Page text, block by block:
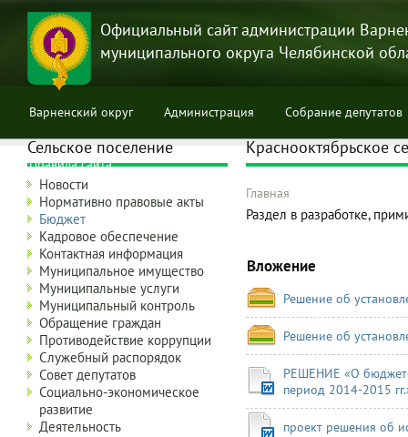
Перейти
основному
содержанию
Официальный сайт администрации
муниципального округа Челябинской
Варненский округ Администрация Собрание депутатов
Правила сайта
Краснооктябрьское
Строка
Главная
Раздел в разработке,
Вложение
Решение об
Решение об
РЕШЕНИЕ «О бюджете
период 2014-2015
проект решения об
Сельское поселение
Новости
Нормативно правовые акты
Бюджет
Кадровое обеспечение
Контактная информация
Муниципальное имущество
Муниципальные услуги
Муниципальный контроль
Обращение граждан
Противодействие коррупции
Служебный распорядок
Совет депутатов
Социально-экономическое
развитие
Деятельность